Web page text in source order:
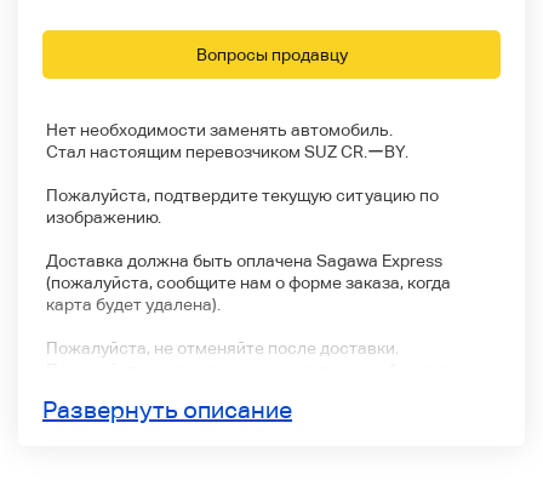
Вопросы продавцу
Нет необходимости заменять автомобиль.
Стал настоящим перевозчиком SUZ CR.ーBY.
Пожалуйста, подтвердите текущую ситуацию по
изображению.
Доставка должна быть оплачена Sagawa Express
(пожалуйста, сообщите нам о форме заказа, когда
карта будет удалена).
Пожалуйста, не отменяйте после доставки.
Развернуть описание